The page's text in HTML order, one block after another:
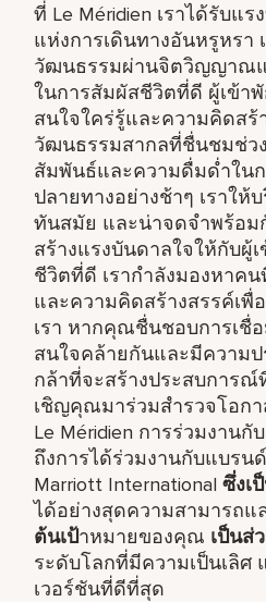
ที่ Le Méridien เราได้รับแ
แห่งการเดินทางอันหรูหรา
วัฒนธรรมผ่านจิตวิญญาณ
ในการสัมผัสชีวิตที่ดี ผู้เข้า
สนใจใคร่รู้และความคิดสร้
วัฒนธรรมสากลที่ชื่นชมช่ว
สัมพันธ์และความดื่มด่ำใน
ปลายทางอย่างช้าๆ เราให้
ทันสมัย และน่าจดจำพร้อ
สร้างแรงบันดาลใจให้กับผู้
ชีวิตที่ดี เรากำลังมองหาค
และความคิดสร้างสรรค์เพื่
เรา หากคุณชื่นชอบการเชื่
สนใจคล้ายกันและมีความป
กล้าที่จะสร้างประสบการณ์
เชิญคุณมาร่วมสำรวจโอก
Le Méridien การร่วมงานกั
ถึงการได้ร่วมงานกับแบรน
Marriott Internationalซึ่งเ
ได้อย่างสุดความสามารถแ
ต้นเป้าหมายของคุณ เป็นส่
ระดับโลกที่มีความเป็นเลิศ
เวอร์ชันที่ดีที่สุด